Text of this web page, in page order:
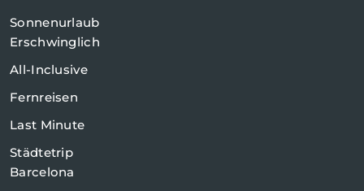
Sonnenurlaub
Erschwinglich
All-Inclusive
Fernreisen
Last Minute
Städtetrip
Barcelona